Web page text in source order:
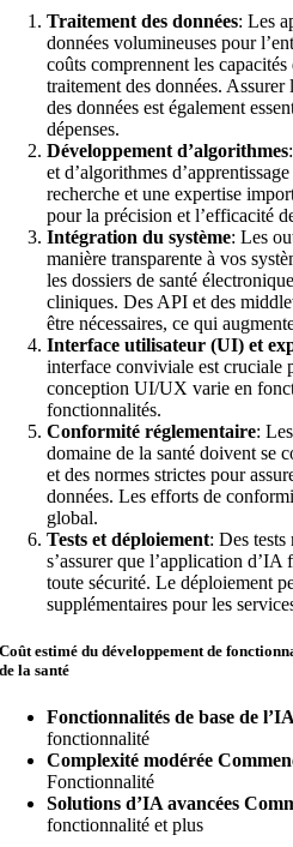
Traitement des données: Les
données volumineuses pour
coûts comprennent les
traitement des données.
des données est également
dépenses.
Développement d’algorithmes
et d’algorithmes
recherche et une expertise
pour la précision et l’efficacité
Intégration du système: Les
manière transparente à vos
les dossiers de santé
cliniques. Des API et des
être nécessaires, ce qui
Interface utilisateur (UI) et
interface conviviale est cruciale
conception UI/UX varie en
fonctionnalités.
Conformité réglementaire:
domaine de la santé doivent se
et des normes strictes pour
données. Les efforts de
global.
Tests et déploiement: Des
s’assurer que l’application
toute sécurité. Le déploiement
supplémentaires pour les
Coût estimé du développement de
de la santé
Fonctionnalités de base de
fonctionnalité
Complexité modérée
Fonctionnalité
Solutions d’IA avancées
fonctionnalité et plus